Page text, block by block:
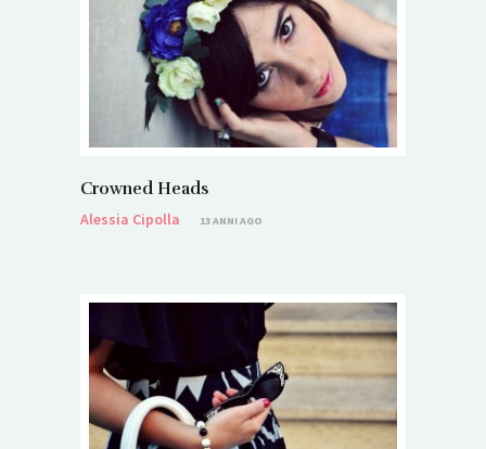
Crowned Heads
Alessia Cipolla
13 ANNI AGO